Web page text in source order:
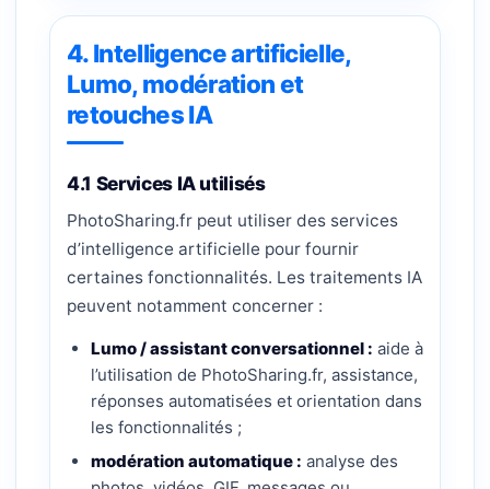
4. Intelligence artificielle,
Lumo, modération et
retouches IA
4.1 Services IA utilisés
PhotoSharing.fr peut utiliser des services
d’intelligence artificielle pour fournir
certaines fonctionnalités. Les traitements IA
peuvent notamment concerner :
Lumo / assistant conversationnel : aide à
l’utilisation de PhotoSharing.fr, assistance,
réponses automatisées et orientation dans
les fonctionnalités ;
modération automatique : analyse des